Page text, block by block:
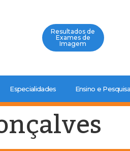
Resultados de
Exames de
Imagem
Especialidades Ensino e Pesquisa